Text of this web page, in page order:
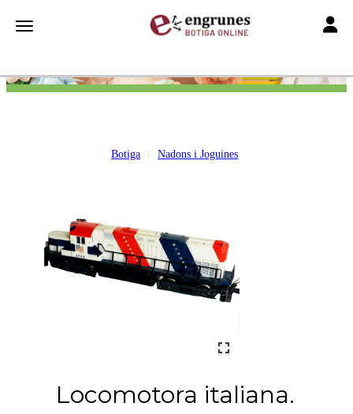
Toggle navigation
Botiga Nadons i Joguines
Locomotora italiana.